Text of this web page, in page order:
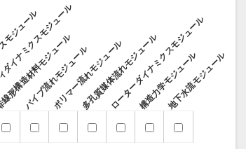
ュールクスモジュール
造材料モジュール
パイプ流れモジュール
ポリマー流れモジュール
多孔質媒体流れモジュール
ローターダイナミクスモジュール
構造力学モジュール
地下水流モジュール